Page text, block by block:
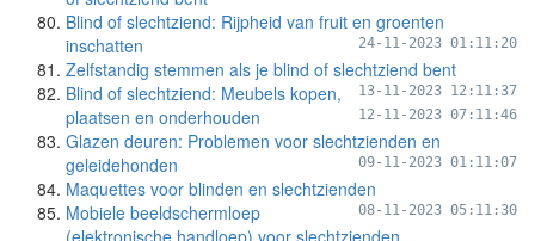
Blind of slechtziend: Rijpheid van fruit en groenten
inschatten
24-11-2023 01:11:20
Zelfstandig stemmen als je blind of slechtziend bent
13-11-2023 12:11:37
Blind of slechtziend: Meubels kopen,
plaatsen en onderhouden
12-11-2023 07:11:46
Glazen deuren: Problemen voor slechtzienden en
geleidehonden
09-11-2023 01:11:07
Maquettes voor blinden en slechtzienden
08-11-2023 05:11:30
Mobiele beeldschermloep
(elektronische handloep) voor slechtzienden